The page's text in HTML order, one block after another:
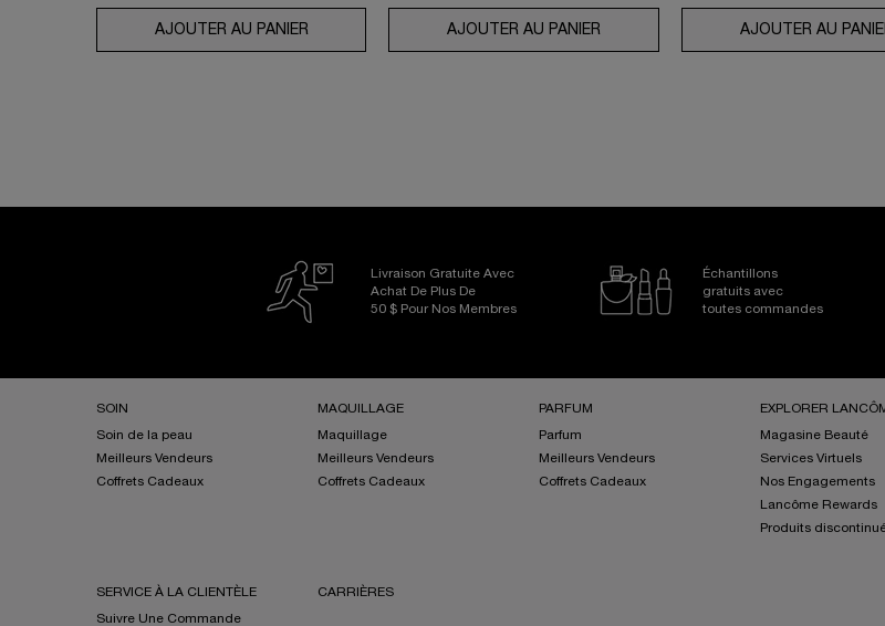
AJOUTER AU PANIER COFFRET GÉNIFIQUE ULTIMATE SERUM
AJOUTER AU PANIER COLLECTION ABSOLUE LONGEVITY
AJOUTER AU
Livraison Gratuite Avec
Achat De Plus De
50 $ Pour Nos Membres
Échantillons
gratuits avec
toutes commandes
SOIN
Soin de la peau
Meilleurs Vendeurs
Coffrets Cadeaux
MAQUILLAGE
Maquillage
Meilleurs Vendeurs
Coffrets Cadeaux
PARFUM
Parfum
Meilleurs Vendeurs
Coffrets Cadeaux
EXPLORER
Magasine Beauté
Services Virtuels
Nos Engagements
Lancôme Rewards
Produits
SERVICE À LA CLIENTÈLE
Suivre Une Commande
CARRIÈRES